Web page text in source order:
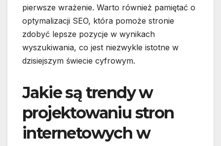
pierwsze wrażenie. Warto również pamiętać o
optymalizacji SEO, która pomoże stronie
zdobyć lepsze pozycje w wynikach
wyszukiwania, co jest niezwykle istotne w
dzisiejszym świecie cyfrowym.
Jakie są trendy w
projektowaniu stron
internetowych w